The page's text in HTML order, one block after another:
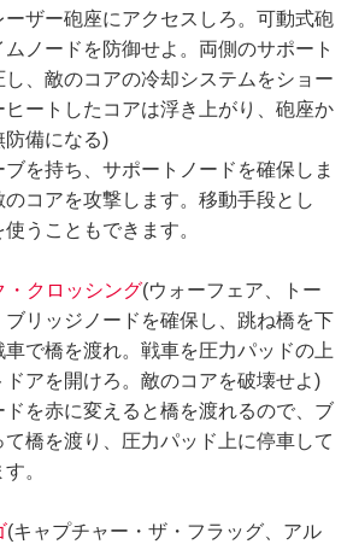
ーザー砲座にアクセスしろ。可動式砲
ノードを防御せよ。両側のサポート
し、敵のコアの冷却システムをショー
ヒートしたコアは浮き上がり、砲座か
防備になる)
ブを持ち、サポートノードを確保しま
コアを攻撃します。移動手段とし
うこともできます。
・クロッシング(ウォーフェア、トー
ブリッジノードを確保し、跳ね橋を下
で橋を渡れ。戦車を圧力パッドの上
アを開けろ。敵のコアを破壊せよ)
を赤に変えると橋を渡れるので、ブ
橋を渡り、圧力パッド上に停車して
。
(キャプチャー・ザ・フラッグ、アル